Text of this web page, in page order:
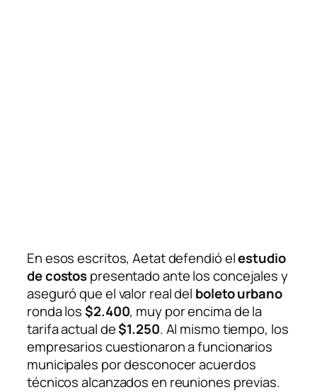
En esos escritos, Aetat defendió elestudio
de costospresentado ante los concejales y
aseguró que el valor real del boleto urbano
ronda los$2.400, muy por encima de la
tarifa actual de$1.250. Al mismo tiempo, los
empresarios cuestionaron a funcionarios
municipales por desconocer acuerdos
técnicos alcanzados en reuniones previas.